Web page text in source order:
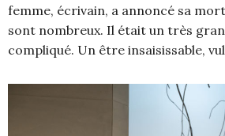
femme, écrivain, a annoncé sa
sont nombreux. Il était un très
compliqué. Un être insaisissable,